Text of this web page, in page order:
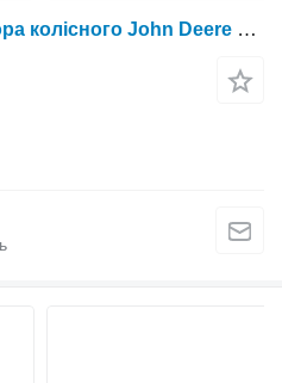
Масляний щуп до трактора колісного John Deere 6359